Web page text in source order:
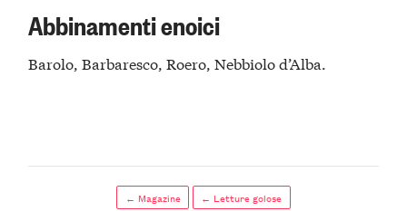
Abbinamenti enoici
Barolo, Barbaresco, Roero, Nebbiolo d’Alba.
← Magazine ← Letture golose